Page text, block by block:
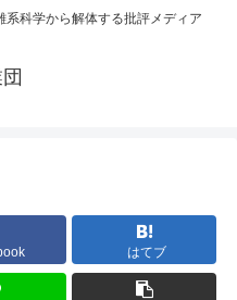
科学から解体する批評メディア
はてブ